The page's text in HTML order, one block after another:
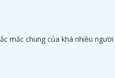
mắc chung của khá nhiều người